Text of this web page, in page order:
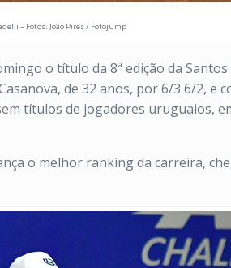
– Fotos: João Pires / Fotojump
o título da 8ª edição da
de 32 anos, por 6/3 6/2,
títulos de jogadores uruguaios,
o melhor ranking da carreira,